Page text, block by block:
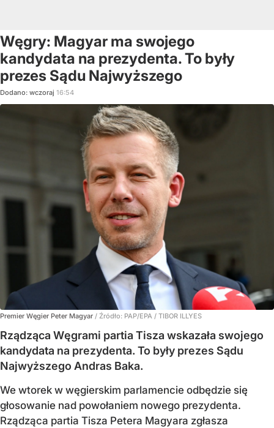
Węgry: Magyar ma swojego
kandydata na prezydenta. To były
prezes Sądu Najwyższego
Dodano: wczoraj 16:54
Premier Węgier Peter Magyar / Źródło: PAP/EPA / TIBOR ILLYES
Rządząca Węgrami partia Tisza wskazała swojego
kandydata na prezydenta. To były prezes Sądu
Najwyższego Andras Baka.
We wtorek w węgierskim parlamencie odbędzie się
głosowanie nad powołaniem nowego prezydenta.
Rządząca partia Tisza Petera Magyara zgłasza